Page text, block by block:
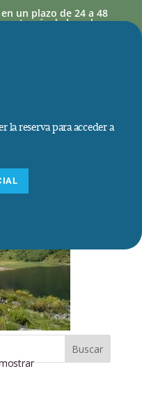
un plazo de 24 a 48
a través de la web,
la reserva para acceder a